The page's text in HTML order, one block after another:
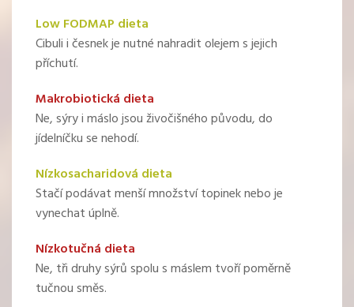
Low FODMAP dieta
Cibuli i česnek je nutné nahradit olejem s jejich
příchutí.
Makrobiotická dieta
Ne, sýry i máslo jsou živočišného původu, do
jídelníčku se nehodí.
Nízkosacharidová dieta
Stačí podávat menší množství topinek nebo je
vynechat úplně.
Nízkotučná dieta
Ne, tři druhy sýrů spolu s máslem tvoří poměrně
tučnou směs.